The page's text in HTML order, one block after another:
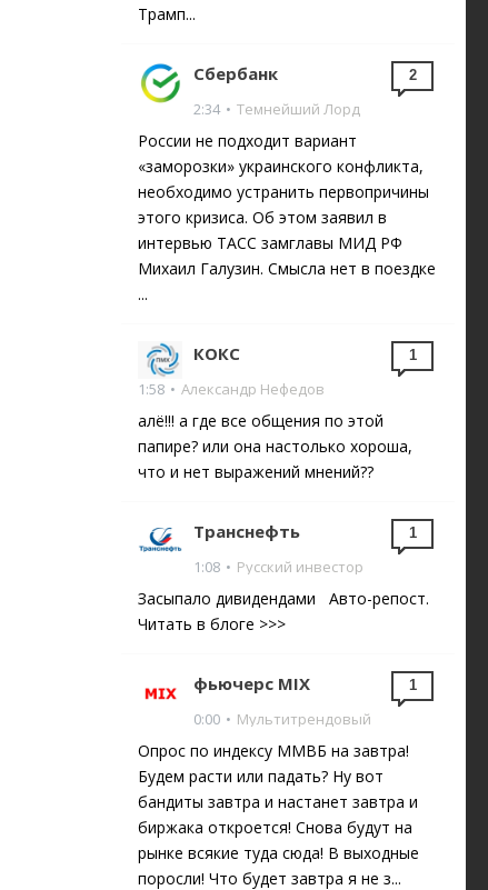
Трамп...
Сбербанк
2:34 • Темнейший Лорд
России не подходит вариант
«заморозки» украинского конфликта,
необходимо устранить первопричины
этого кризиса. Об этом заявил в
интервью ТАСС замглавы МИД РФ
Михаил Галузин. Смысла нет в поездке
...
2
КОКС
1:58 • Александр Нефедов
алё!!! а где все общения по этой
папире? или она настолько хороша,
что и нет выражений мнений??
1
Транснефть
1:08 • Русский инвестор
Засыпало дивидендами Авто-репост.
Читать в блоге >>>
1
фьючерс MIX
0:00 • Мультитрендовый
Опрос по индексу ММВБ на завтра!
Будем расти или падать? Ну вот
бандиты завтра и настанет завтра и
биржака откроется! Снова будут на
рынке всякие туда сюда! В выходные
поросли! Что будет завтра я не з...
1